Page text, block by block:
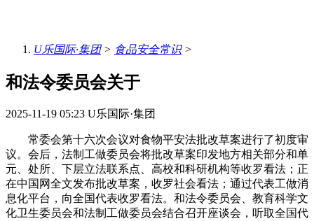
U乐国际·集团> 食品安全常识>
和法令委员会关于
2025-11-19 05:23 U乐国际·集团
常委会第十六次会议对食物平安法批改草案进行了初度审
议。会后，法制工做委员会将批改草案印发地方相关部分和单
元、处所、下层立法联系点、高校和科研机构等收罗看法；正
在中国网全文发布批改草案，收罗社会看法；通过代表工做消
息化平台，向全国代表收罗看法。和法令委员会、教育科学文
化卫生委员会和法制工做委员会结合召开座谈会，听取全国代